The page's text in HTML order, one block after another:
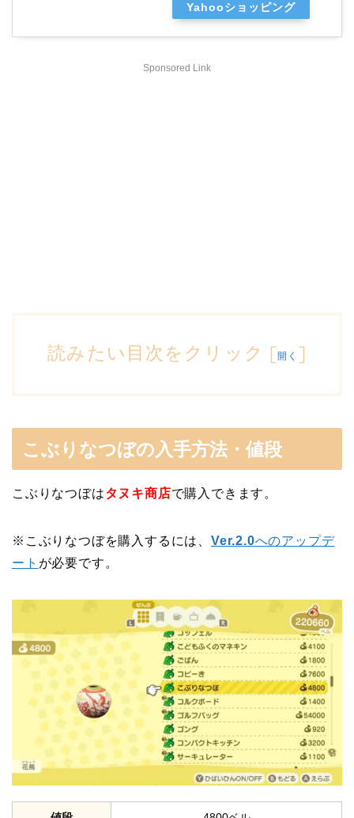
Yahooショッピング
Sponsored Link
読みたい目次をクリック [開く ]
こぶりなつぼの入手方法・値段
こぶりなつぼはタヌキ商店で購入できます。
※こぶりなつぼを購入するには、 Ver.2.0へのアップデ
ート が必要です。